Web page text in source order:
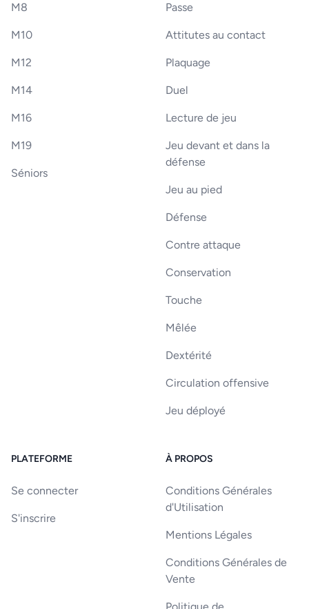
M8
M10
M12
M14
M16
M19
Séniors
Passe
Attitutes au contact
Plaquage
Duel
Lecture de jeu
Jeu devant et dans la
défense
Jeu au pied
Défense
Contre attaque
Conservation
Touche
Mêlée
Dextérité
Circulation offensive
Jeu déployé
PLATEFORME
Se connecter
S'inscrire
À PROPOS
Conditions Générales
d'Utilisation
Mentions Légales
Conditions Générales de
Vente